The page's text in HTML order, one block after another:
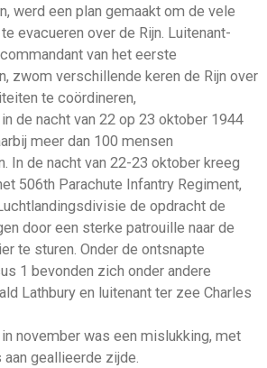
werd een plan gemaakt om de vele
evacueren over de Rijn. Luitenant-
van het eerste
zwom verschillende keren de Rijn over
te coördineren,
de nacht van 22 op 23 oktober 1944
meer dan 100 mensen
In de nacht van 22-23 oktober kreeg
506th Parachute Infantry Regiment,
de opdracht de
door een sterke patrouille naar de
te sturen. Onder de ontsnapte
1 bevonden zich onder andere
Lathbury en luitenant ter zee Charles
november was een mislukking, met
geallieerde zijde.